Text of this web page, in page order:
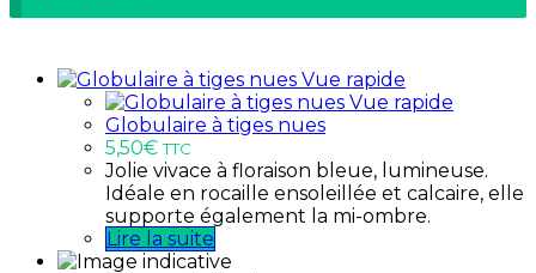
Vue rapide
Vue rapide
Globulaire à tiges nues
5,50€ TTC
Jolie vivace à floraison bleue, lumineuse.
Idéale en rocaille ensoleillée et calcaire, elle
supporte également la mi-ombre.
Lire la suite